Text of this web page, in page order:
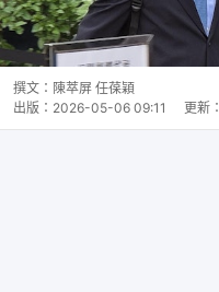
撰文： 陳萃屏 任葆穎
出版： 2026-05-06 09:11 更新：